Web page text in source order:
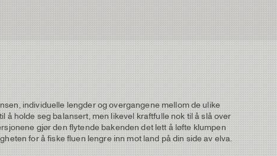
individuelle lengder og overgangene mellom de ulike
å holde seg balansert, men likevel kraftfulle nok til å slå over
gjør den flytende bakenden det lett å løfte klumpen
for å fiske fluen lengre inn mot land på din side av elva.